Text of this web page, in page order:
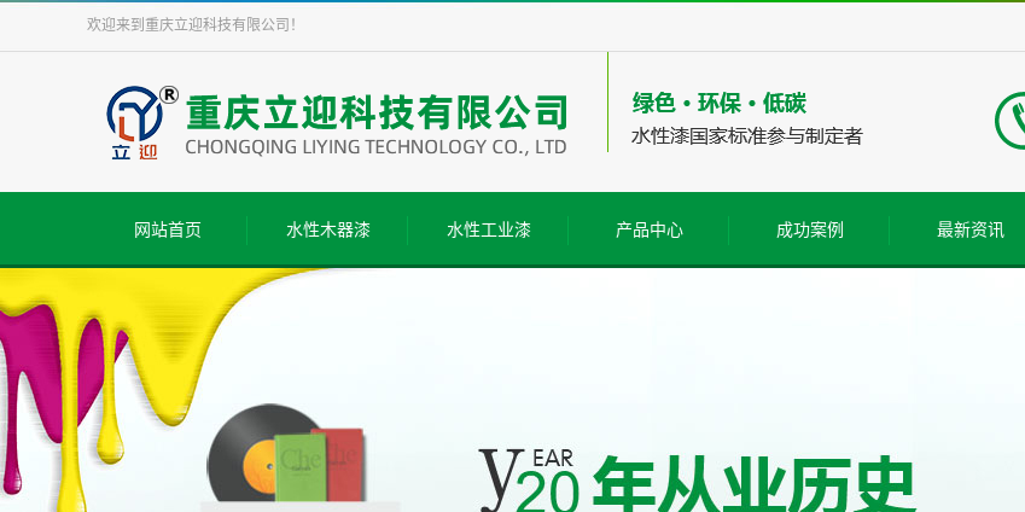
欢迎来到 重庆立迎科技有限公司 ！
网站首页 水性木器漆 水性工业漆 产品中心 成功案例 最新资讯